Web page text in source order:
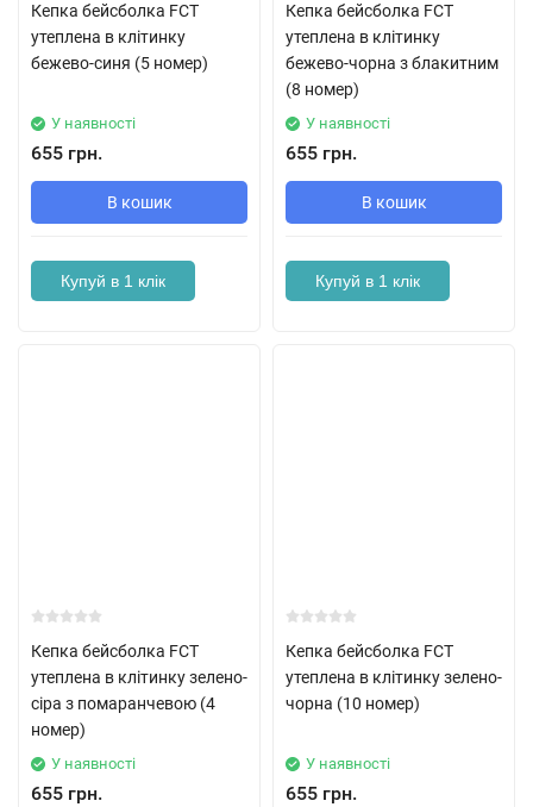
Кепка бейсболка FCT
утеплена в клітинку
бежево-синя (5 номер)
У наявності
655 грн.
В кошик
Купуй в 1 клік
Кепка бейсболка FCT
утеплена в клітинку
бежево-чорна з блакитним
(8 номер)
У наявності
655 грн.
В кошик
Купуй в 1 клік
Кепка бейсболка FCT
утеплена в клітинку зелено-
сіра з помаранчевою (4
номер)
У наявності
655 грн.
Кепка бейсболка FCT
утеплена в клітинку зелено-
чорна (10 номер)
У наявності
655 грн.